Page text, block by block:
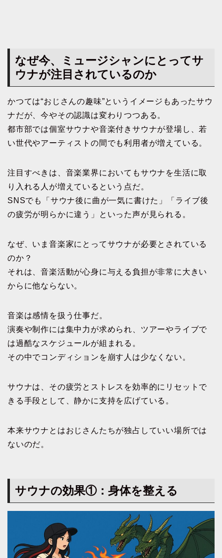
なぜ今、ミュージシャンにとってサ
ウナが注目されているのか
かつては“おじさんの趣味”というイメージもあったサウ
ナだが、今やその認識は変わりつつある。
都市部では個室サウナや音楽付きサウナが登場し、若
い世代やアーティストの間でも利用者が増えている。
注目すべきは、音楽業界においてもサウナを生活に取
り入れる人が増えているという点だ。
SNSでも「サウナ後に曲が一気に書けた」「ライブ後
の疲労が明らかに違う」といった声が見られる。
なぜ、いま音楽家にとってサウナが必要とされている
のか？
それは、音楽活動が心身に与える負担が非常に大きい
からに他ならない。
音楽は感情を扱う仕事だ。
演奏や制作には集中力が求められ、ツアーやライブで
は過酷なスケジュールが組まれる。
その中でコンディションを崩す人は少なくない。
サウナは、その疲労とストレスを効率的にリセットで
きる手段として、静かに支持を広げている。
本来サウナとはおじさんたちが独占していい場所では
ないのだ。
サウナの効果①：身体を整える